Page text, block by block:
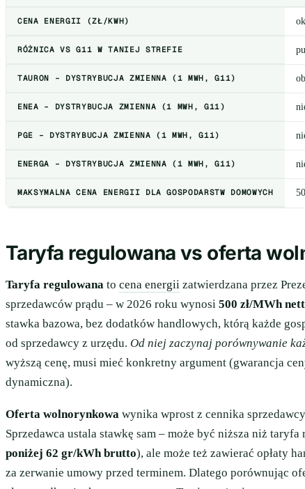
CENA ENERGII (ZŁ/KWH)
RÓŻNICA VS G11 W TANIEJ STREFIE
TAURON – DYSTRYBUCJA ZMIENNA (1 MWH, G11)
ENEA – DYSTRYBUCJA ZMIENNA (1 MWH, G11)
PGE – DYSTRYBUCJA ZMIENNA (1 MWH, G11)
ENERGA – DYSTRYBUCJA ZMIENNA (1 MWH, G11)
MAKSYMALNA CENA ENERGII DLA GOSPODARSTW DOMOWYCH
Taryfa regulowana vs oferta
Taryfa regulowana to cena energii zatwierdzana przez
sprzedawców prądu – w 2026 roku wynosi 500 zł/MWh
stawka bazowa, bez dodatków handlowych, którą każde
od sprzedawcy z urzędu. Od niej zaczynaj porównywanie
wyższą cenę, musi mieć konkretny argument (gwarancja
dynamiczna).
Oferta wolnorynkowa wynika wprost z cennika
Sprzedawca ustala stawkę sam – może być niższa niż
poniżej 62 gr/kWh brutto), ale może też zawierać opłaty
za zerwanie umowy przed terminem. Dlatego porównując